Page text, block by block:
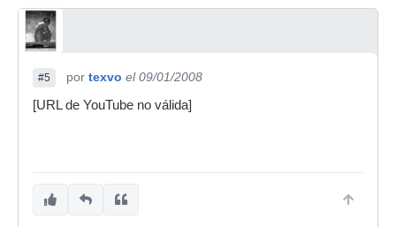
#5 por texvo el 09/01/2008
[URL de YouTube no válida]